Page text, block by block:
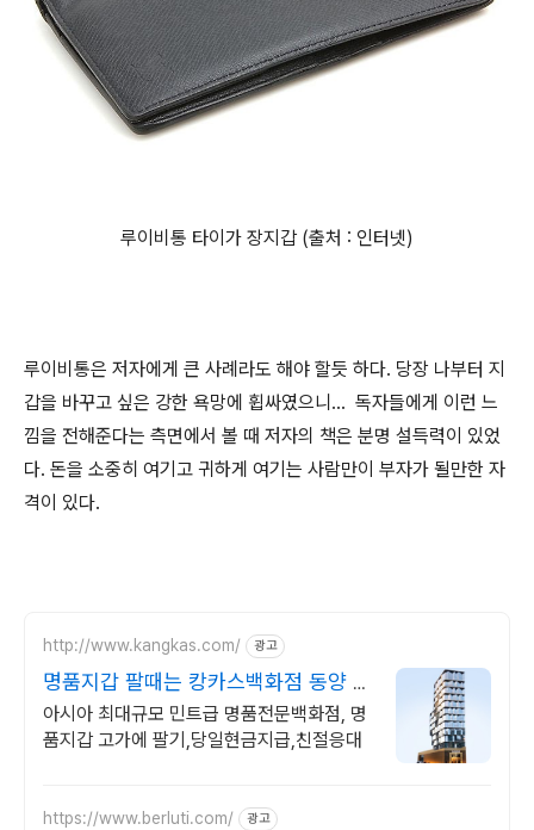
루이비통 타이가 장지갑 (출처 : 인터넷)
루이비통은 저자에게 큰 사례라도 해야 할듯 하다. 당장 나부터 지
갑을 바꾸고 싶은 강한 욕망에 휩싸였으니... 독자들에게 이런 느
낌을 전해준다는 측면에서 볼 때 저자의 책은 분명 설득력이 있었
다. 돈을 소중히 여기고 귀하게 여기는 사람만이 부자가 될만한 자
격이 있다.
http://www.kangkas.com/ 광고
명품지갑 팔때는 캉카스백화점 동양 최
대 민트급 명품백화점
아시아 최대규모 민트급 명품전문백화점, 명
품지갑 고가에 팔기,당일현금지급,친절응대
https://www.berluti.com/ 광고